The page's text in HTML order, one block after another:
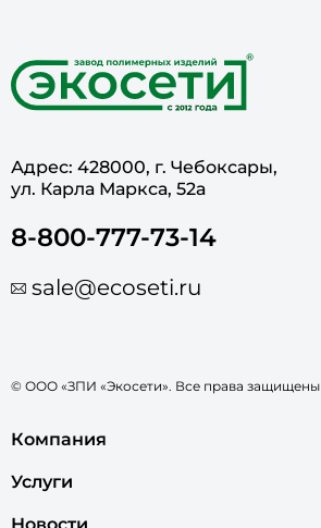
Адрес: 428000, г. Чебоксары,
ул. Карла Маркса, 52а
8-800-777-73-14
sale@ecoseti.ru
© ООО «ЗПИ «Экосети». Все права защищены
Компания
Услуги